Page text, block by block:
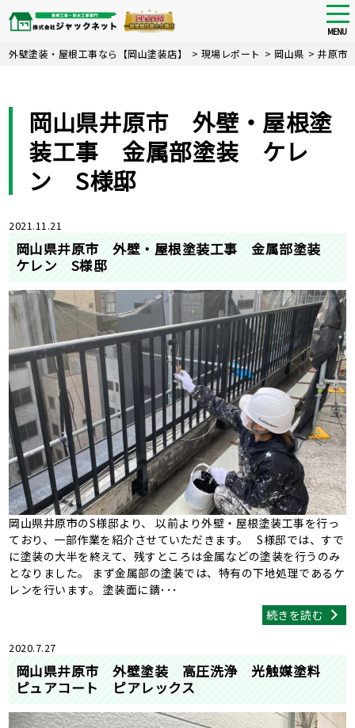
Skip
MENU
外壁塗装・屋根工事なら【岡山塗装店】 > 現場レポート > 岡山県 >井原
岡山県井原市 外壁・屋根塗
装工事 金属部塗装 ケレ
ン S様邸
2021.11.21
岡山県井原市 外壁・屋根塗装工事 金属部塗装
ケレン S様邸
岡山県井原市のS様邸より、 以前より外壁・屋根塗装工事を行っ
ており、一部作業を紹介させていただきます。 S様邸では、すで
に塗装の大半を終えて、残すところは金属などの塗装を行うのみ
となりました。 まず金属部の塗装では、特有の下地処理であるケ
レンを行います。 塗装面に錆･･･
続きを読む
2020.7.27
岡山県井原市 外壁塗装 高圧洗浄 光触媒塗料
ピュアコート ピアレックス